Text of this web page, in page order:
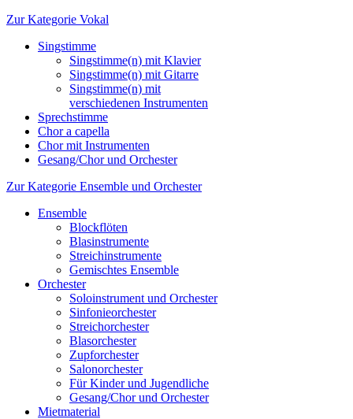
Zur Kategorie Vokal
Singstimme
Singstimme(n) mit Klavier
Singstimme(n) mit Gitarre
Singstimme(n) mit
verschiedenen Instrumenten
Sprechstimme
Chor a capella
Chor mit Instrumenten
Gesang/Chor und Orchester
Zur Kategorie Ensemble und Orchester
Ensemble
Blockflöten
Blasinstrumente
Streichinstrumente
Gemischtes Ensemble
Orchester
Soloinstrument und Orchester
Sinfonieorchester
Streichorchester
Blasorchester
Zupforchester
Salonorchester
Für Kinder und Jugendliche
Gesang/Chor und Orchester
Mietmaterial